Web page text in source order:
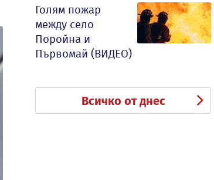
Голям пожар
между село
Поройна и
Първомай (ВИДЕО)
Всичко от днес